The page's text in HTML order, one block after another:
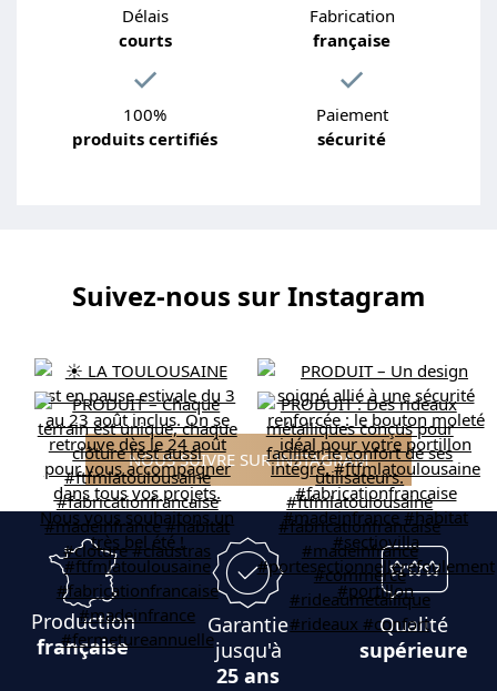
Délais
courts
Fabrication
française
100%
produits certifiés
Paiement
sécurité
Suivez-nous sur Instagram
NOUS SUIVRE SUR INSTAGRAM
Production
française
Garantie
jusqu'à
25 ans
Qualité
supérieure